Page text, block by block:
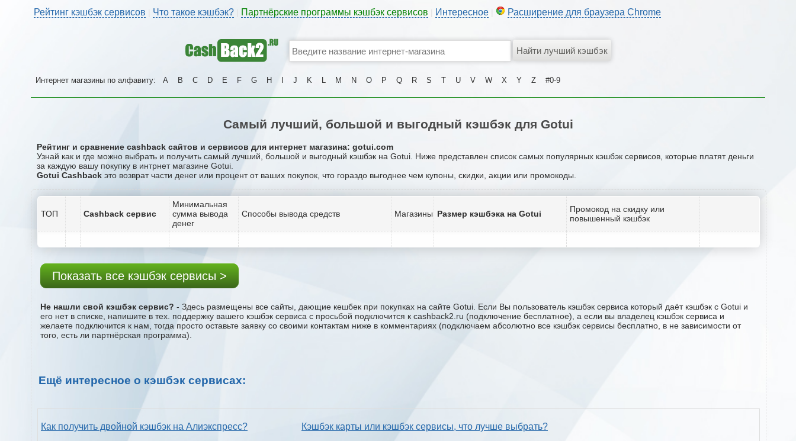
Рейтинг кэшбэк сервисов Что такое кэшбэк? Партнёрские программы кэшбэк сервисов Интересное Расширение для браузера Chrome
Интернет магазины по алфавиту: A B C D E F G H J K L M N O P Q R S T U V W X Y Z #0-9
Самый лучший, большой и выгодный кэшбэк для Gotui
Рейтинг и сравнение cashback сайтов и сервисов для интернет магазина: gotui.com
Узнай как и где можно выбрать и получить самый лучший, большой и выгодный кэшбэк на Gotui. Ниже представлен список самых популярных кэшбэк сервисов, которые платят деньги
за каждую вашу покупку в интрнет магазине Gotui.
Gotui Cashback это возврат части денег или процент от ваших покупок, что гораздо выгоднее чем купоны, скидки, акции или промокоды.
ТОП Cashback сервис
Минимальная
сумма вывода
денег
Способы вывода средств Магазины Размер кэшбэка на Gotui
Промокод на скидку или
повышенный кэшбэк
Показать все кэшбэк сервисы >
Не нашли свой кэшбэк сервис? - Здесь размещены все сайты, дающие кешбек при покупках на сайте Gotui. Если Вы пользователь кэшбэк сервиса который даёт кэшбэк с Gotui и
его нет в списке, напишите в тех. поддержку вашего кэшбэк сервиса с проcьбой подключится к cashback2.ru (подключение бесплатное), а если вы владелец кэшбэк сервиса и
желаете подключится к нам, тогда просто оставьте заявку со своими контактам ниже в комментариях (подключаем абсолютно все кэшбэк сервисы бесплатно, в не зависимости от
того, есть ли партнёрская программа).
Ещё интересное о кэшбэк сервисах:
Как получить двойной кэшбэк на Алиэкспресс?
Кэшбэк карты или кэшбэк сервисы, что лучше выбрать?